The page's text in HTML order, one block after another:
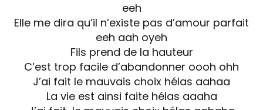
eeh
Elle me dira qu’il n’existe pas d’amour parfait
eeh aah oyeh
Fils prend de la hauteur
C’est trop facile d’abandonner oooh ohh
J’ai fait le mauvais choix hélas aahaa
La vie est ainsi faite hélas aaaha